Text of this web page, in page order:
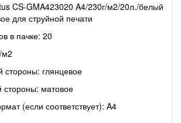
CS-GMA423020 A4/230г/м2/20л./белый
для струйной печати
в пачке: 20
м2
стороны: глянцевое
стороны: матовое
(если соответствует): A4